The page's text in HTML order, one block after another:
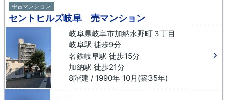
中古マンション
セントヒルズ岐阜 売マンション
岐阜県岐阜市加納水野町３丁目
岐阜駅 徒歩9分
名鉄岐阜駅 徒歩15分
加納駅 徒歩21分
8階建 / 1990年 10月(築35年)